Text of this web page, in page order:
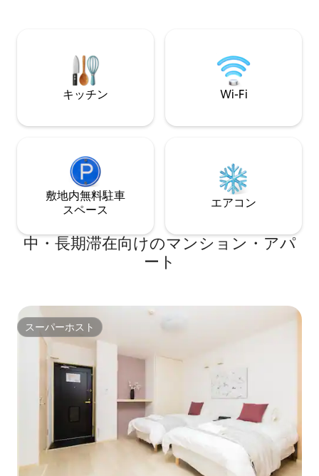
レストランが軒を連ねる通り［鍵屋小路
会館］があり、有名な関西名物料理も味
わうことができます。 階下にはセブンイ
レブンがあり、おにぎり、パン、コーヒ
が豊富です。徒歩3分ほどで、京都で最も
鮮、果物、パン、日用品が揃っており、
価格は一般的に近くのスーパーよりもお
得です！ お部屋には快適なダブルベッ
ド、専用バルコニー、昭和スタイルを残
した広いキッチンがあり、他に代えのな
い本物の京都生活を体験できます。2～3
名様で快適にご滞在いただけます。2026
年3月にバスルームとバスタブを新しくリ
ニューアルしました。アルミ製のドアと
えています。建物にはエレベーターがあ
り、大型の荷物やベビーカーを持っての
ご利用、または高齢者の方とのご利用も
より簡単です。 ご家族やご友人と一緒に
ご旅行の場合は、複数の客室を個別にご
予約いただけます。客室名の最初の英文
字が同じ場合は、同じ階にあることを意
味します。客室状況に応じて手配をお手
伝いさせていただきます。スタッフは中
国語、英語、日本語でコミュニケーショ
ンが取れるので、京都旅行をより安心し
て快適に過ごせます。 隣には駐車場があ
した。テーマウォ
年磁器工場が製造
用しています。磁
まざまな色を呈し
国際ブランドを使
品質がより優れた
を採用しました。 床には、日本の百年企
業である朝日木工
用しています。 当社のAirbnbアカウント
が多数寄せられて
当社のベッドが
ますようお祈りし
越しを心よりお
キッチン Wi-Fi
敷地内無料駐⁠車
ス⁠ペ⁠ー⁠ス
エアコン
中・長期滞在向けのマンション・アパ
ート
スーパーホスト
スーパーホスト